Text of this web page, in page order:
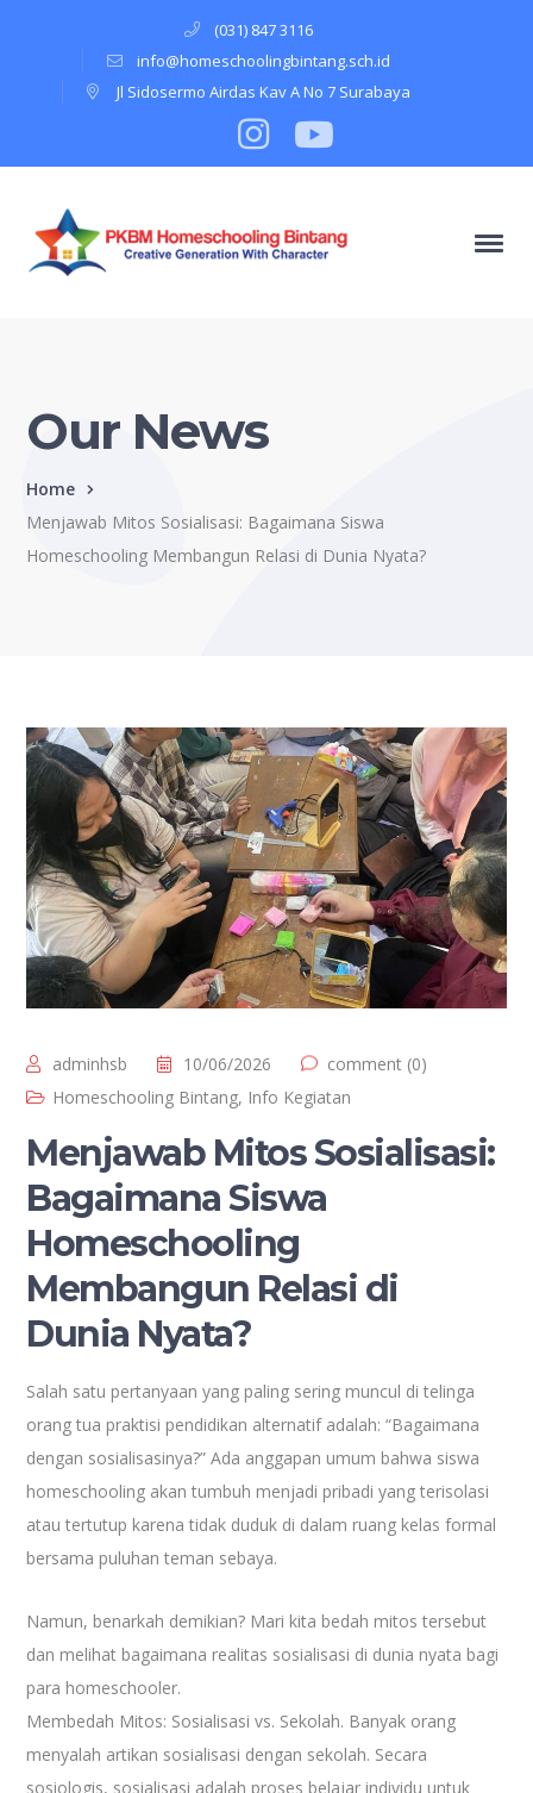
(031) 847 3116
info@homeschoolingbintang.sch.id
Jl Sidosermo Airdas Kav A No 7 Surabaya
Instagram
Profile
Youtube
Our News
Home
Menjawab Mitos Sosialisasi: Bagaimana Siswa
Homeschooling Membangun Relasi di Dunia Nyata?
adminhsb 10/06/2026
comment (0)
Homeschooling Bintang, Info Kegiatan
Menjawab Mitos Sosialisasi:
Bagaimana Siswa
Homeschooling
Membangun Relasi di
Dunia Nyata?
Salah satu pertanyaan yang paling sering muncul di telinga
orang tua praktisi pendidikan alternatif adalah: “Bagaimana
dengan sosialisasinya?” Ada anggapan umum bahwa siswa
homeschooling akan tumbuh menjadi pribadi yang terisolasi
atau tertutup karena tidak duduk di dalam ruang kelas formal
bersama puluhan teman sebaya.
Namun, benarkah demikian? Mari kita bedah mitos tersebut
dan melihat bagaimana realitas sosialisasi di dunia nyata bagi
para homeschooler.
Membedah Mitos: Sosialisasi vs. Sekolah. Banyak orang
menyalah artikan sosialisasi dengan sekolah. Secara
sosiologis, sosialisasi adalah proses belajar individu untuk